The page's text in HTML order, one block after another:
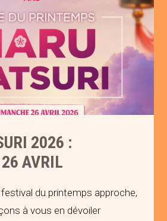
2026 :
AVRIL
du printemps approche,
à vous en dévoiler